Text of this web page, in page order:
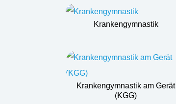
Krankengymnastik
Krankengymnastik am Gerät
(KGG)